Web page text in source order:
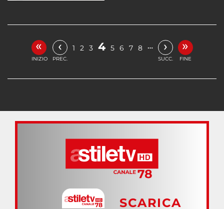
«
INIZIO
‹
PREC.
1 2 3 4 5 6 7 8 … ›
SUCC.
»
FINE
SCARICA